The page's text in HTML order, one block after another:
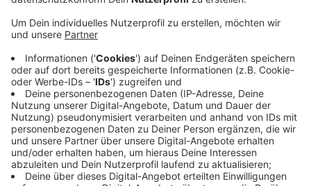
Wer bei uns in Eifel und Rheinland Pferde, Schweine,
Schafe, Ziegen, Gehegewild, Geflügel oder Bienen hält
muss das machen. Dabei ist es egal, ob es sich um
Landwirte oder Hobby-Halter handelt. Die
Tierseuchenkasse leistet bei Tierseuchen
Entschädigungen an die Halter und Landwirte und
unterstützt sie auch bei vorbeugenden Maßnahmen.
So greift die Tierseuchenkasse aktuell zum Beispiel,